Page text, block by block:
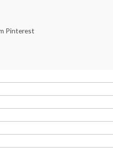
Pinterest